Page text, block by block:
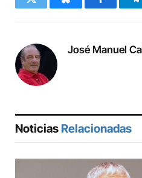
Twitter BlueskyFacebook
José Manuel
Noticias Relacionadas